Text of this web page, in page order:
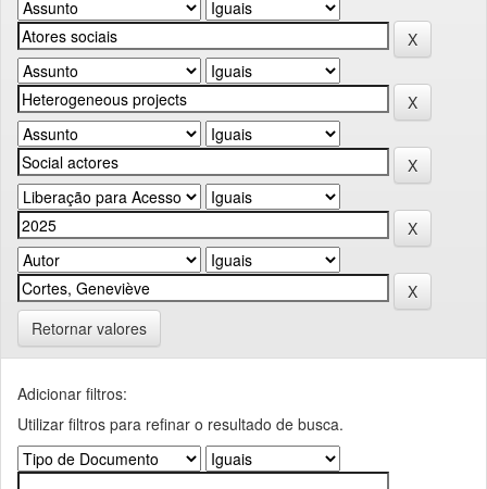
Retornar valores
Adicionar filtros:
Utilizar filtros para refinar o resultado de busca.